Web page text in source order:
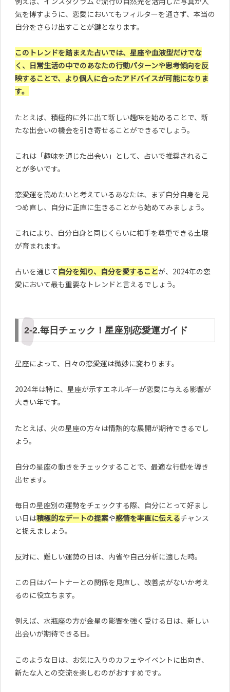
気を博すように、恋愛においてもフィルターを通さず、本当の
自分をさらけ出すことが鍵となります。
このトレンドを踏まえた占いでは、星座や血液型だけでな
く、日常生活の中でのあなたの行動パターンや思考傾向を反
映することで、より個人に合ったアドバイスが可能になりま
す。
たとえば、積極的に外に出て新しい趣味を始めることで、新
たな出会いの機会を引き寄せることができるでしょう。
これは「趣味を通じた出会い」として、占いで推奨されるこ
とが多いです。
恋愛運を高めたいと考えているあなたは、まず自分自身を見
つめ直し、自分に正直に生きることから始めてみましょう。
これにより、自分自身と同じくらいに相手を尊重できる土壌
が育まれます。
占いを通じて 自分を知り、自分を愛することが、2024年の恋
愛において最も重要なトレンドと言えるでしょう。
2-2.毎日チェック！星座別恋愛運ガイド
星座によって、日々の恋愛運は微妙に変わります。
2024年は特に、星座が示すエネルギーが恋愛に与える影響が
大きい年です。
たとえば、火の星座の方々は情熱的な展開が期待できるでし
ょう。
自分の星座の動きをチェックすることで、最適な行動を導き
出せます。
毎日の星座別の運勢をチェックする際、自分にとって好まし
い日は積極的なデートの提案や感情を率直に伝えるチャンス
と捉えましょう。
反対に、難しい運勢の日は、内省や自己分析に適した時。
この日はパートナーとの関係を見直し、改善点がないか考え
るのに役立ちます。
例えば、水瓶座の方が金星の影響を強く受ける日は、新しい
出会いが期待できる日。
このような日は、お気に入りのカフェやイベントに出向き、
新たな人との交流を楽しむのがおすすめです。